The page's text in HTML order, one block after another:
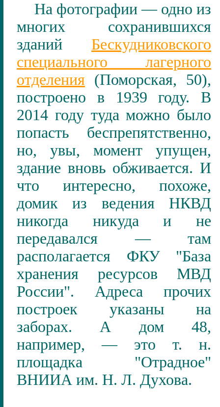
На фотографии — одно из
многих сохранившихся
зданий Бескудниковского
специального лагерного
отделения (Поморская, 50),
построено в 1939 году. В
2014 году туда можно было
попасть беспрепятственно,
но, увы, момент упущен,
здание вновь обживается. И
что интересно, похоже,
домик из ведения НКВД
никогда никуда и не
передавался — там
располагается ФКУ "База
хранения ресурсов МВД
России". Адреса прочих
построек указаны на
заборах. А дом 48,
например, — это т.
н.
площадка "Отрадное"
ВНИИА им. Н. Л. Духова.